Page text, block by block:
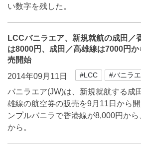
い数字を残した。
LCCバニラエア、新規就航の成田／
は8000円、成田／高雄線は7000円か
売開始
2014年09月11日
#LCC #バニラ
バニラエア(JW)は、新規就航する成
雄線の航空券の販売を9月11日から
ンプルバニラで香港線が8,000円か
から。